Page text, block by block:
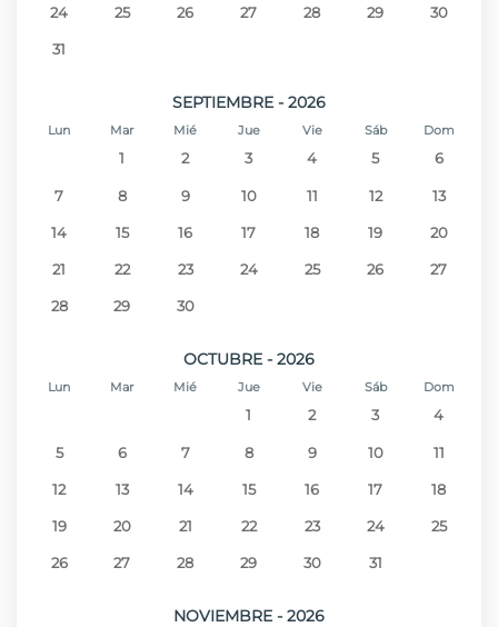
24 25 26 27 28 29 30
31
SEPTIEMBRE - 2026
Lun Mar Mié Jue Vie Sáb Dom
1 2 3 4 5 6
7 8 9 10 11 12 13
14 15 16 17 18 19 20
21 22 23 24 25 26 27
28 29 30
OCTUBRE - 2026
Lun Mar Mié Jue Vie Sáb Dom
1 2 3 4
5 6 7 8 9 10 11
12 13 14 15 16 17 18
19 20 21 22 23 24 25
26 27 28 29 30 31
NOVIEMBRE - 2026